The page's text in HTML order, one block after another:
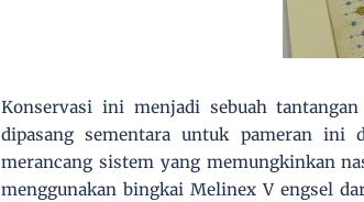
Konservasi ini menjadi sebuah
dipasang sementara untuk pameran ini
merancang sistem yang memungkinkan
menggunakan bingkai Melinex V engsel